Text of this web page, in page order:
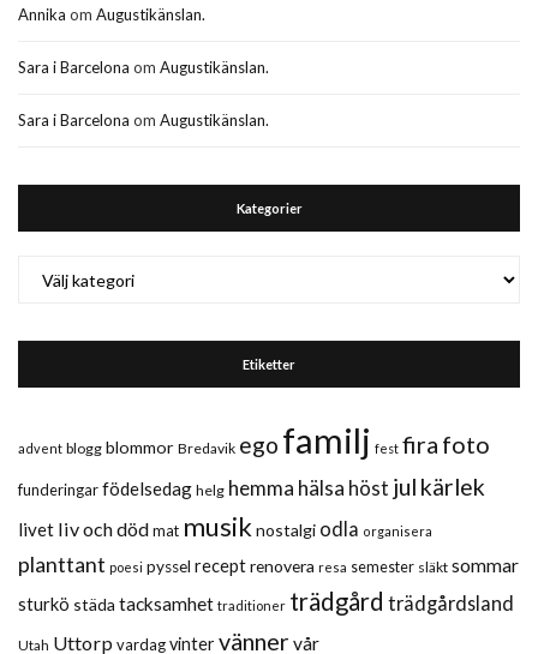
Annika om Augustikänslan.
Sara i Barcelona om Augustikänslan.
Sara i Barcelona om Augustikänslan.
Kategorier
Etiketter
advent blogg blommor Bredavik ego familj fest fira foto
funderingarfödelsedag helg hemma hälsa höst jul kärlek
livet liv och dödmat musiknostalgi odla organisera
planttant poesi pyssel receptrenovera resa semester släkt sommar
sturkö städa tacksamhet traditioner trädgård trädgårdsland
Utah Uttorp vardagvintervänner vår